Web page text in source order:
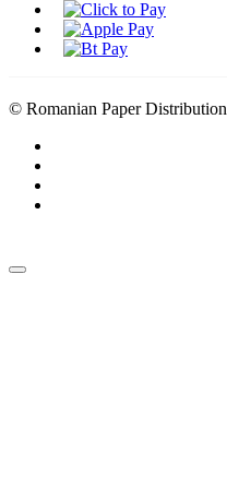
© Romanian Paper Distribution